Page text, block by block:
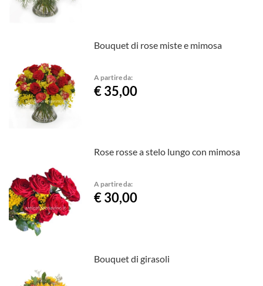
Bouquet di rose miste e mimosa
A partire da:
€ 35,00
Rose rosse a stelo lungo con mimosa
A partire da:
€ 30,00
Bouquet di girasoli